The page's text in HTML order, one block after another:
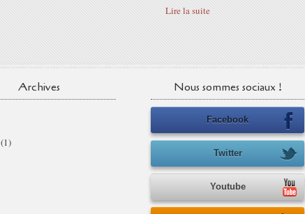
Lire la suite
Archives
(1)
Nous sommes sociaux !
Facebook
Twitter
Youtube